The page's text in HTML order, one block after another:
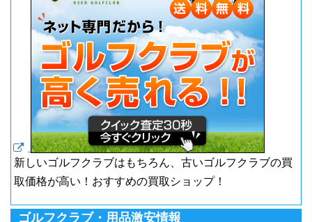
新しいゴルフクラブはもちろん、古いゴルフクラブの買
取価格が高い！おすすめの買取ショップ！
ゴルフクラブ・用品激安情報